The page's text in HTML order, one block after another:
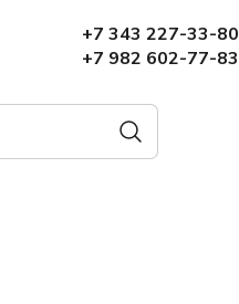
+7 343 227-33-80
+7 982 602-77-83